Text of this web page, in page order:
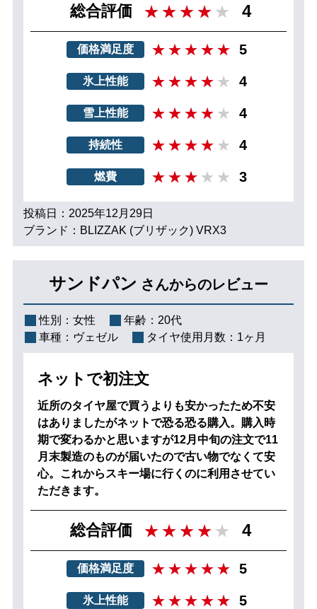
総合評価 4
価格満足度 5
氷上性能 4
雪上性能 4
持続性 4
燃費 3
投稿日：2025年12月29日
ブランド：BLIZZAK (ブリザック) VRX3
サンドパン さんからのレビュー
性別： 女性 年齢： 20代
車種： ヴェゼル タイヤ使用月数： 1ヶ月
ネットで初注文
近所のタイヤ屋で買うよりも安かったため不安
はありましたがネットで恐る恐る購入。購入時
期で変わるかと思いますが12月中旬の注文で11
月末製造のものが届いたので古い物でなくて安
心。これからスキー場に行くのに利用させてい
ただきます。
総合評価 4
価格満足度 5
氷上性能 5